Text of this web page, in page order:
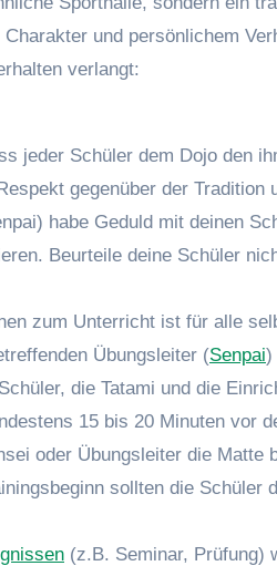
und persönlichem
verlangt:
jeder Schüler dem Dojo den
gegenüber der
habe Geduld mit deinen
Beurteile deine Schüler
zum Unterricht ist für alle
Übungsleiter (Senpai)
die Tatami und die
15 bis 20 Minuten vor
oder Übungsleiter die Matte
sollten die Schüler
(z.B. Seminar, Prüfung)